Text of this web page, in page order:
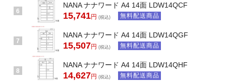
6
NANA ナナワード A4 14面 LDW14QCF
15,741円 (税込) 無料配送商品
7
NANA ナナワード A4 14面 LDW14QGF
15,507円 (税込) 無料配送商品
8
NANA ナナワード A4 14面 LDW14QHF
14,627円 (税込) 無料配送商品